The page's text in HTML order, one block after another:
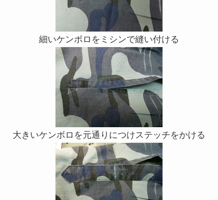
細いケンボロをミシンで縫い付ける
大きいケンボロを元通りにつけステッチをかける